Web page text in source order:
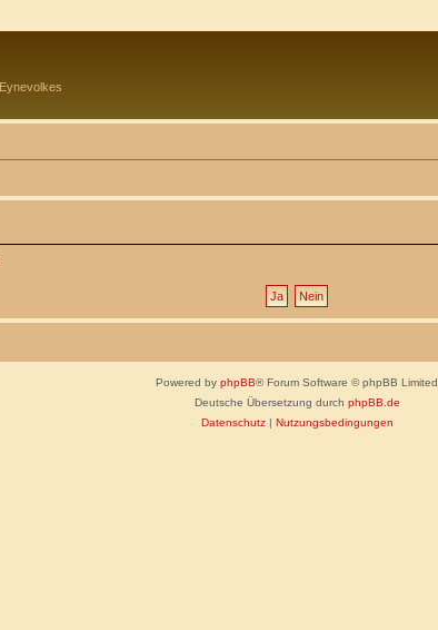
Powered by phpBB® Forum Software © phpBB Limited
Deutsche Übersetzung durch phpBB.de
Datenschutz| Nutzungsbedingungen